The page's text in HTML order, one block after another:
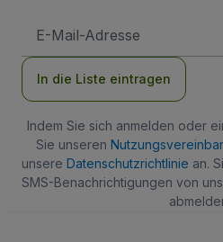
Mail-
In die Liste eintragen
Indem Sie sich anmelden oder
Sie unseren
unsere Datenschutzrichtlinie an.
SMS-Benachrichtigungen von